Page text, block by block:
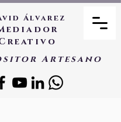
Álvarez
Artesano